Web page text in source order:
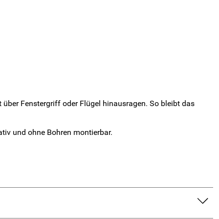
Fenstergriff oder Flügel hinausragen. So bleibt das
und ohne Bohren montierbar.